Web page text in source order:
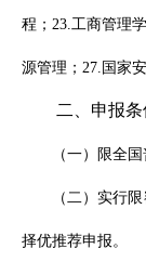
程；23.工商管理
源管理；27.国家
二、申报条
（一）限全国
（二）实行限
择优推荐申报。